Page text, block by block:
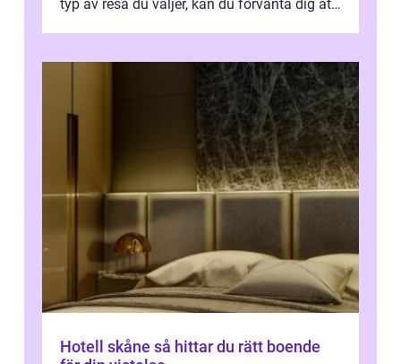
typ av resa du väljer, kan du förvänta dig att
Hotell skåne så hittar du rätt boende